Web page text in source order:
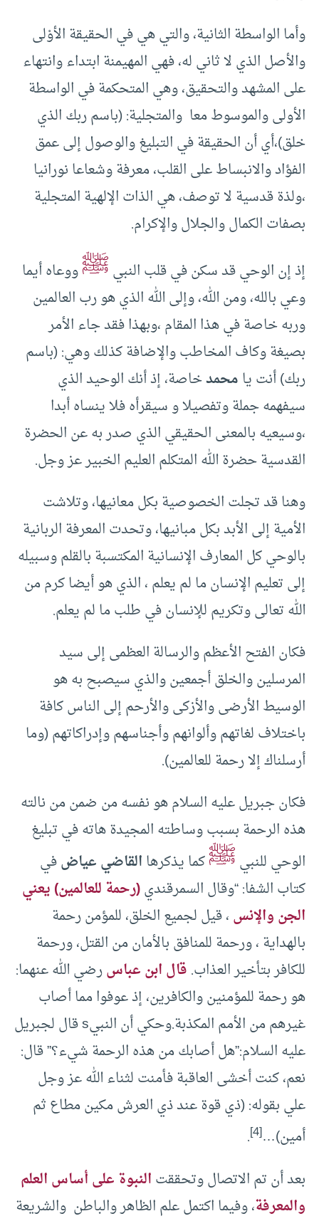
وأما الواسطة الثانية، والتي هي في الحقيقة الأوْلى
والأصل الذي لا ثاني له، فهي المهيمنة ابتداء وانتهاء
على المشهد والتحقيق، وهي المتحكمة في الواسطة
الأولى والموسوط معا والمتجلية: (باسم ربك الذي
خلق)،أي أن الحقيقة في التبليغ والوصول إلى عمق
الفؤاد والانبساط على القلب، معرفة وشعاعا نورانيا
،ولذة قدسية لا توصف، هي الذات الإلهية المتجلية
بصفات الكمال والجلال والإكرام.
إذ إن الوحي قد سكن في قلب النبيﷺووعاه أيما
وعي بالله، ومن الله، وإلى الله الذي هو رب العالمين
وربه خاصة في هذا المقام ،وبهذا فقد جاء الأمر
بصيغة وكاف المخاطب والإضافة كذلك وهي: (باسم
ربك) أنت يامحمدخاصة، إذ أنك الوحيد الذي
سيفهمه جملة وتفصيلا و سيقرأه فلا ينساه أبدا
،وسيعيه بالمعنى الحقيقي الذي صدر به عن الحضرة
القدسية حضرة الله المتكلم العليم الخبير عز وجل.
وهنا قد تجلت الخصوصية بكل معانيها، وتلاشت
الأمية إلى الأبد بكل مبانيها، وتحدت المعرفة الربانية
بالوحي كل المعارف الإنسانية المكتسبة بالقلم وسبيله
إلى تعليم الإنسان ما لم يعلم ، الذي هو أيضا كرم من
الله تعالى وتكريم للإنسان في طلب ما لم يعلم.
فكان الفتح الأعظم والرسالة العظمى إلى سيد
المرسلين والخلق أجمعين والذي سيصبح به هو
الوسيط الأرضى والأزكى والأرحم إلى الناس كافة
باختلاف لغاتهم وألوانهم وأجناسهم وإدراكاتهم (وما
أرسلناك إلا رحمة للعالمين).
فكان جبريل عليه السلام هو نفسه من ضمن من نالته
هذه الرحمة بسبب وساطته المجيدة هاته في تبليغ
الوحي للنبيﷺكما يذكرهاالقاضي عياضفي
كتاب الشفا: “وقال السمرقندي(رحمة للعالمين) يعني
الجن والإنس، قيل لجميع الخلق، للمؤمن رحمة
بالهداية ، ورحمة للمنافق بالأمان من القتل، ورحمة
للكافر بتأخير العذاب.قال ابن عباسرضي الله عنهما:
هو رحمة للمؤمنين والكافرين، إذ عوفوا مما أصاب
غيرهم من الأمم المكذبة.وحكي أن النبيs قال لجبريل
عليه السلام:”هل أصابك من هذه الرحمة شيء؟” قال:
نعم، كنت أخشى العاقبة فأمنت لثناء الله عز وجل
علي بقوله: (ذي قوة عند ذي العرش مكين مطاع ثم
أمين)…[4]
.
بعد أن تم الاتصال وتحققتالنبوة على أساس العلم
والمعرفة، وفيما اكتمل علم الظاهر والباطن والشريعة